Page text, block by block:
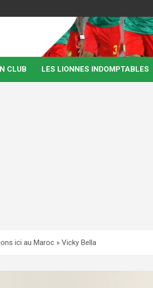
CLUB LES LIONNES INDOMPTABLES
ici au Maroc » Vicky Bella